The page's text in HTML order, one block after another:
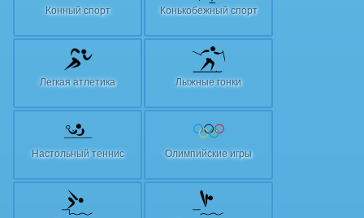
Конный спорт Конькобежный спорт
Легкая атлетика Лыжные гонки
Настольный теннис Олимпийские игры